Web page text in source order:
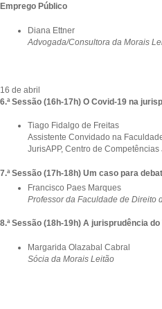
Emprego Público
Diana Ettner
Advogada/Consultora da Morais
16 de abril
6.ª Sessão (16h-17h) O Covid-19 na
Tiago Fidalgo de Freitas
Assistente Convidado na
JurisAPP, Centro de
7.ª Sessão (17h-18h) Um caso para
Francisco Paes Marques
Professor da Faculdade de Direito
8.ª Sessão (18h-19h) A jurisprudência
Margarida Olazabal Cabral
Sócia da Morais Leitão